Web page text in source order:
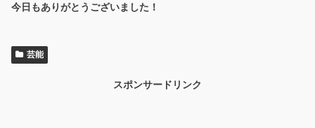
今日もありがとうございました！
芸能
スポンサードリンク